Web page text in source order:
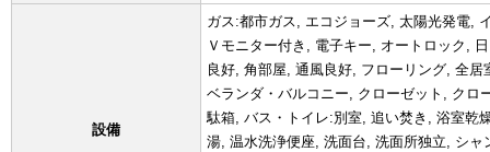
設備
ガス:都市ガス, エコジョーズ, 太陽光発電,
Ｖモニター付き, 電子キー, オートロック,
良好, 角部屋, 通風良好, フローリング, 全居
ベランダ・バルコニー, クローゼット, クロ
駄箱, バス・トイレ:別室, 追い焚き, 浴室乾
湯, 温水洗浄便座, 洗面台, 洗面所独立, シャ